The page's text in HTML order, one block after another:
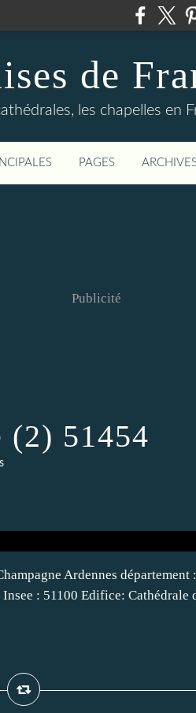
de
les chapelles en
PAGES
Publicité
(2) 51454
Ardennes département
: 51100 Edifice: Cathédrale